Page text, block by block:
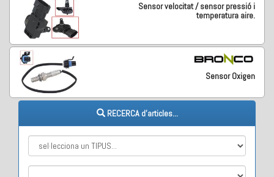
Sensor velocitat / sensor pressió i
temperatura aire.
Sensor Oxigen
RECERCA d'articles...